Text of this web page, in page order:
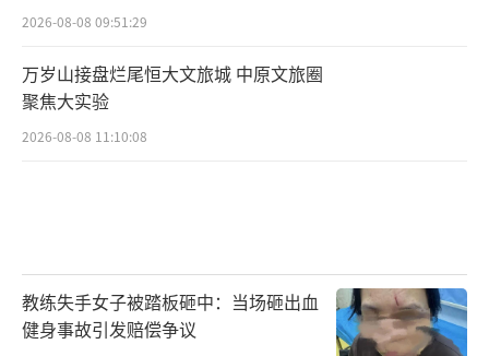
2026-08-08 09:51:29
万岁山接盘烂尾恒大文旅城 中原文旅圈
聚焦大实验
2026-08-08 11:10:08
教练失手女子被踏板砸中：当场砸出血
健身事故引发赔偿争议